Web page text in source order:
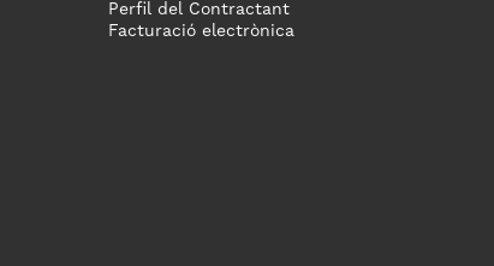
Perfil del Contractant
Facturació electrònica